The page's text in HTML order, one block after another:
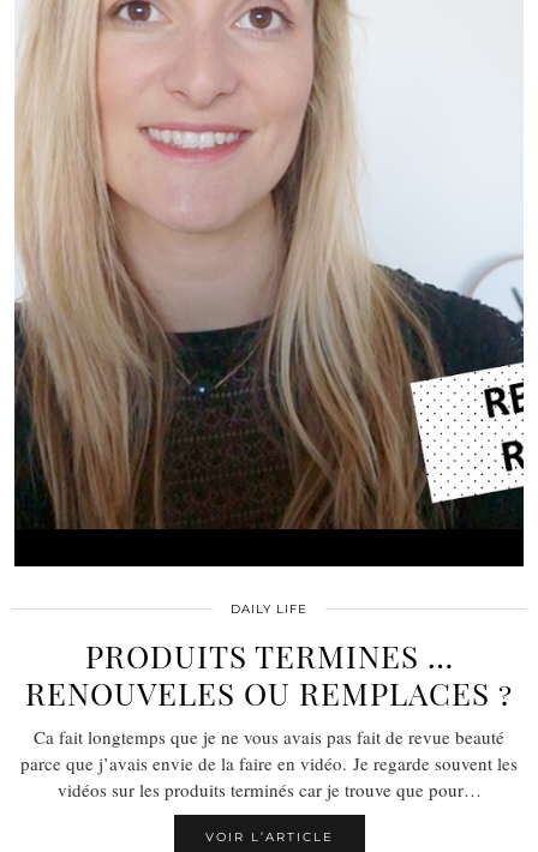
DAILY LIFE
PRODUITS TERMINES …
RENOUVELES OU REMPLACES ?
Ca fait longtemps que je ne vous avais pas fait de revue beauté
parce que j’avais envie de la faire en vidéo. Je regarde souvent les
vidéos sur les produits terminés car je trouve que pour…
VOIR L’ARTICLE